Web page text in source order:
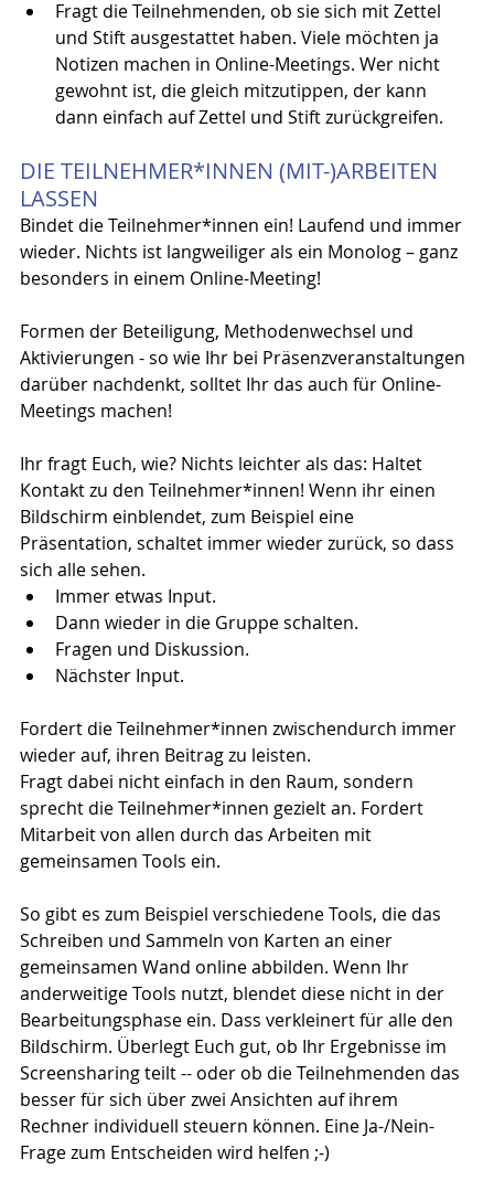
Fragt die Teilnehmenden, ob sie sich mit Zettel
und Stift ausgestattet haben. Viele möchten ja
Notizen machen in Online-Meetings. Wer nicht
gewohnt ist, die gleich mitzutippen, der kann
dann einfach auf Zettel und Stift zurückgreifen.
DIE TEILNEHMER*INNEN (MIT-)ARBEITEN
LASSEN
Bindet die Teilnehmer*innen ein! Laufend und immer
wieder. Nichts ist langweiliger als ein Monolog – ganz
besonders in einem Online-Meeting!
Formen der Beteiligung, Methodenwechsel und
Aktivierungen - so wie Ihr bei Präsenzveranstaltungen
darüber nachdenkt, solltet Ihr das auch für Online-
Meetings machen!
Ihr fragt Euch, wie? Nichts leichter als das: Haltet
Kontakt zu den Teilnehmer*innen! Wenn ihr einen
Bildschirm einblendet, zum Beispiel eine
Präsentation, schaltet immer wieder zurück, so dass
sich alle sehen.
Immer etwas Input.
Dann wieder in die Gruppe schalten.
Fragen und Diskussion.
Nächster Input.
Fordert die Teilnehmer*innen zwischendurch immer
wieder auf, ihren Beitrag zu leisten.
Fragt dabei nicht einfach in den Raum, sondern
sprecht die Teilnehmer*innen gezielt an. Fordert
Mitarbeit von allen durch das Arbeiten mit
gemeinsamen Tools ein.
So gibt es zum Beispiel verschiedene Tools, die das
Schreiben und Sammeln von Karten an einer
gemeinsamen Wand online abbilden. Wenn Ihr
anderweitige Tools nutzt, blendet diese nicht in der
Bearbeitungsphase ein. Dass verkleinert für alle den
Bildschirm. Überlegt Euch gut, ob Ihr Ergebnisse im
Screensharing teilt -- oder ob die Teilnehmenden das
besser für sich über zwei Ansichten auf ihrem
Rechner individuell steuern können. Eine Ja-/Nein-
Frage zum Entscheiden wird helfen ;-)